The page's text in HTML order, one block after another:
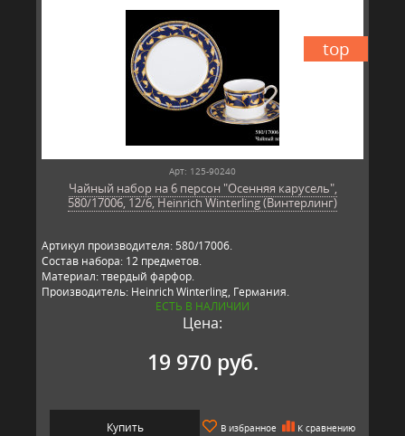
top
Арт: 125-90240
Чайный набор на 6 персон "Осенняя карусель",
580/17006, 12/6, Heinrich Winterling (Винтерлинг)
Артикул производителя: 580/17006.
Состав набора: 12 предметов.
Материал: твердый фарфор.
Производитель: Heinrich Winterling, Германия.
ЕСТЬ В НАЛИЧИИ
Цена:
19 970 руб.
Купить В избранное К сравнению